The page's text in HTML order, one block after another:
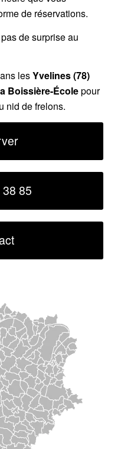
de réservations.
de surprise au
lesYvelines (78)
Boissière-Écolepour
nid de frelons.
85